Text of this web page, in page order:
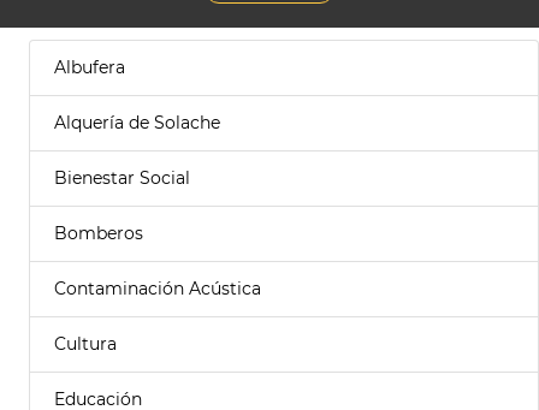
Albufera
Alquería de Solache
Bienestar Social
Bomberos
Contaminación Acústica
Cultura
Educación